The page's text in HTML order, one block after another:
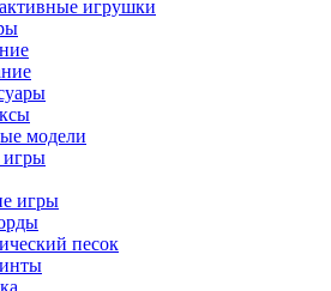
игрушки
модели
игры
игры
песок